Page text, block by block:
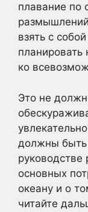
плавание по
взять с
ко
Это не
должны быть
руководстве
основных
океану и о
читайте